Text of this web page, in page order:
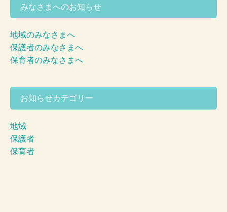
みなさまへのお知らせ
地域のみなさまへ
保護者のみなさまへ
保育者のみなさまへ
お知らせカテゴリー
地域
保護者
保育者